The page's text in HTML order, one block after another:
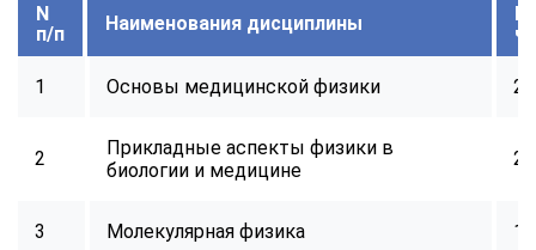
N
п/п
Наименования дисциплины
1 Основы медицинской физики 24
2
Прикладные аспекты физики в
биологии и медицине
24
3 Молекулярная физика 16